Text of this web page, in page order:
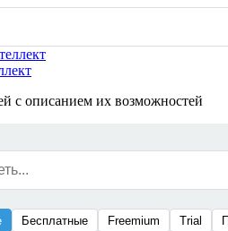
с описанием их возможностей
Бесплатные Freemium Trial